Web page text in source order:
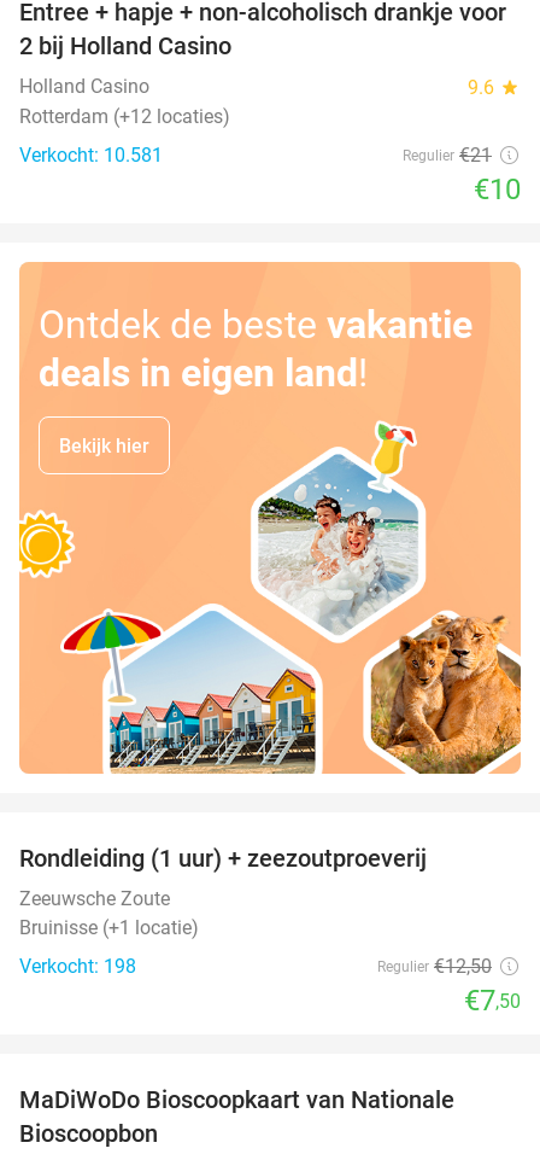
52%
Entree + hapje + non-alcoholisch drankje voor
2 bij Holland Casino
Holland Casino 9.6 star
Rotterdam (+12 locaties)
Verkocht: 10.581
Regulier €21
€10
Ontdek de beste vakantie
deals in eigen land!
Bekijk hier
Rondleiding (1 uur) + zeezoutproeverij
Zeeuwsche Zoute
Bruinisse (+1 locatie)
Verkocht: 198
Regulier €12,50
€7,50
MaDiWoDo Bioscoopkaart van Nationale
Bioscoopbon